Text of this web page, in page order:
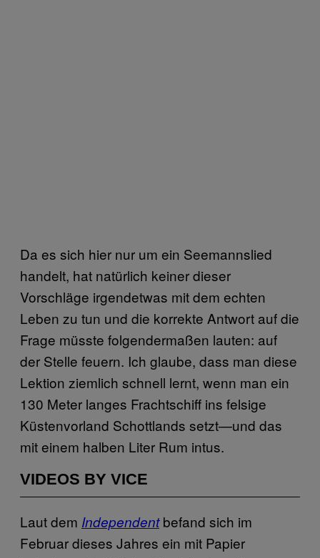
Da es sich hier nur um ein Seemannslied
handelt, hat natürlich keiner dieser
Vorschläge irgendetwas mit dem echten
Leben zu tun und die korrekte Antwort auf die
Frage müsste folgendermaßen lauten: auf
der Stelle feuern. Ich glaube, dass man diese
Lektion ziemlich schnell lernt, wenn man ein
130 Meter langes Frachtschiff ins felsige
Küstenvorland Schottlands setzt—und das
mit einem halben Liter Rum intus.
VIDEOS BY VICE
Laut dem Independentbefand sich im
Februar dieses Jahres ein mit Papier